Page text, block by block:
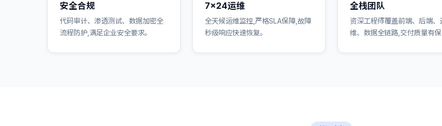
安全合规
代码审计、渗透测试、数据加密全
流程防护,满足企业安全要求。
7×24运维
全天候运维监控,严格SLA保障,故障
秒级响应快速恢复。
全栈团队
资深工程师覆盖前端、后端、
维、数据全链路,交付质量有